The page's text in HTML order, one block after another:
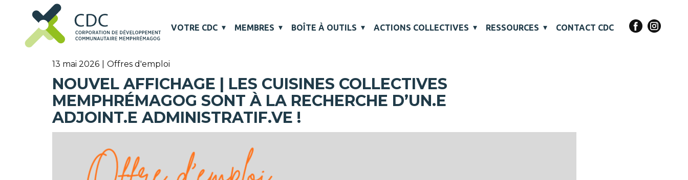
VOTRE CDC MEMBRES BOÎTE À OUTILS ACTIONS COLLECTIVES RESSOURCES CONTACT CDC
13 mai 2026 Offres d'emploi
NOUVEL AFFICHAGE | LES CUISINES COLLECTIVES
MEMPHRÉMAGOG SONT À LA RECHERCHE D’UN.E
ADJOINT.E ADMINISTRATIF.VE !